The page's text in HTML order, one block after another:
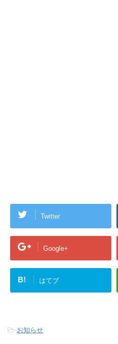
Twitter
Google+
B! はてブ
-お知らせ